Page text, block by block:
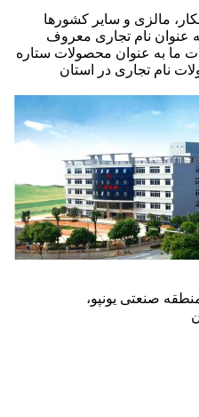
مالزی و سایر کشورها
عنوان نام تجاری معروف
ما به عنوان محصولات ستاره
نام تجاری در استان
یونپو، منطقه صنعتی یونپو،